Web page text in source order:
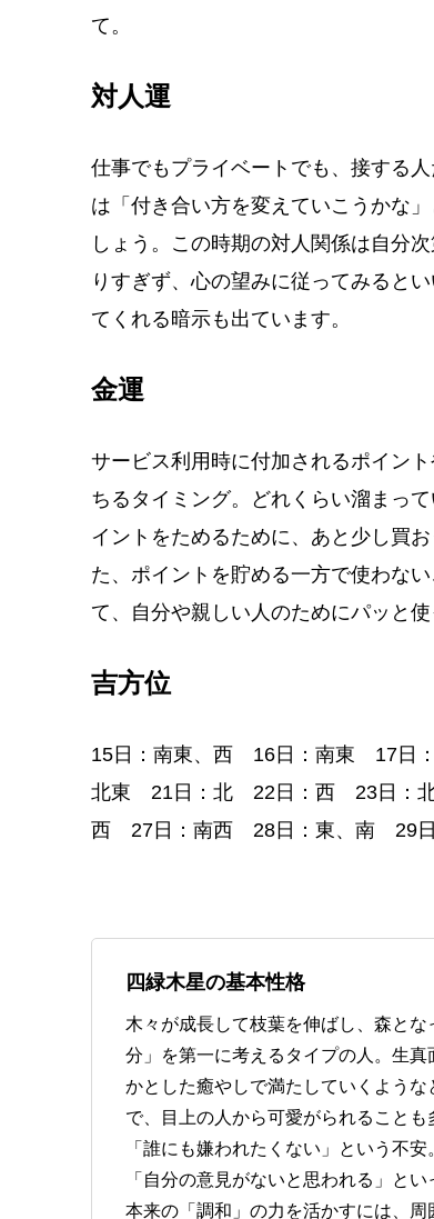
て。
対人運
仕事でもプライベートでも、接する
は「付き合い方を変えていこうかな
しょう。この時期の対人関係は自分
りすぎず、心の望みに従ってみると
てくれる暗示も出ています。
金運
サービス利用時に付加されるポイン
ちるタイミング。どれくらい溜まっ
イントをためるために、あと少し買
た、ポイントを貯める一方で使わな
て、自分や親しい人のためにパッと使
吉方位
15日：南東、西 16日：南東 17日
北東 21日：北 22日：西 23日：
西 27日：南西 28日：東、南 29日
四緑木星の基本性格
木々が成長して枝葉を伸ばし、森と
分」を第一に考えるタイプの人。生
かとした癒やしで満たしていくよう
で、目上の人から可愛がられること
「誰にも嫌われたくない」という不
「自分の意見がないと思われる」と
本来の「調和」の力を活かすには、